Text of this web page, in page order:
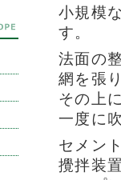
小規模
す。
法面の
網を張
その上
一度に
セメン
攪拌装